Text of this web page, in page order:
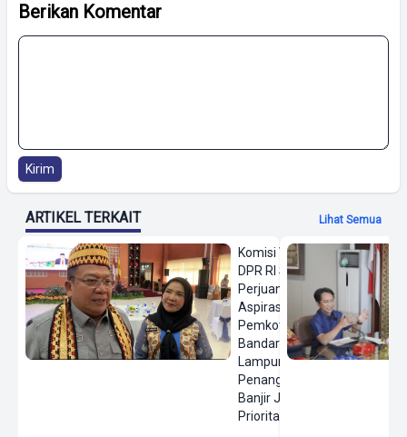
Berikan Komentar
Kirim
ARTIKEL TERKAIT Lihat Semua
Komisi VIII
DPR RI Siap
Perjuangkan
Aspirasi
Pemkot
Bandar
Lampung,
Penanganan
Banjir Jadi
Prioritas